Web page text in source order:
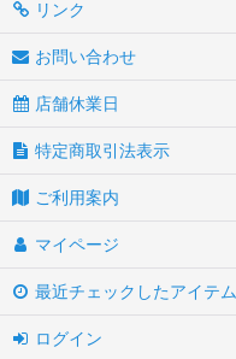
リンク
お問い合わせ
店舗休業日
特定商取引法表示
ご利用案内
マイページ
最近チェックしたアイテム
ログイン